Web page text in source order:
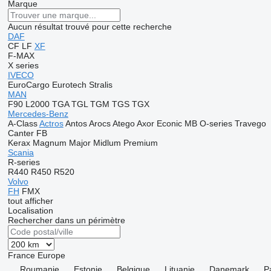
Marque
Aucun résultat trouvé pour cette recherche
DAF
CF LF XF
F-MAX
X series
IVECO
EuroCargo Eurotech Stralis
MAN
F90 L2000 TGA TGL TGM TGS TGX
Mercedes-Benz
A-Class Actros Antos Arocs Atego Axor Econic MB O-series Travego
Canter FB
Kerax Magnum Major Midlum Premium
Scania
R-series
R440 R450 R520
Volvo
FH FMX
tout afficher
Localisation
Rechercher dans un périmètre
France Europe